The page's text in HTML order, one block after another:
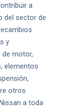
a
del sector de
y
motor,
elementos
otros
a toda